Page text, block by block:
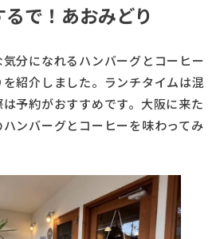
で！あおみどり
分になれるハンバーグとコーヒー
紹介しました。ランチタイムは混
予約がおすすめです。大阪に来た
ンバーグとコーヒーを味わってみ